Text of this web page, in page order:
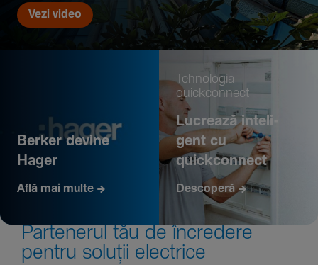
Vezi video
Berker devine
Hager
Află mai multe
Tehno­logia
quickconnect
Lucrează inte­li­
gent cu
quickconnect
Descoperă
Parte­nerul tău de încre­dere
pentru soluții electrice